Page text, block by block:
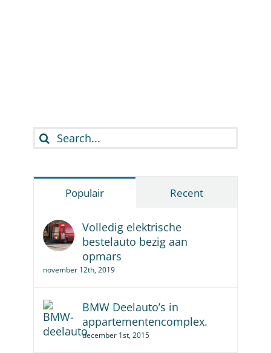
Search
for:
Populair Recent
Volledig elektrische
bestelauto bezig aan
opmars
november 12th, 2019
BMW Deelauto’s in
appartementencomplex.
december 1st, 2015